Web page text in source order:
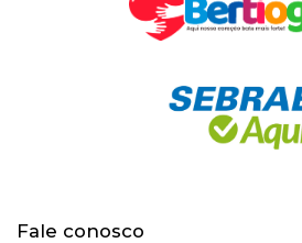
Fale conosco